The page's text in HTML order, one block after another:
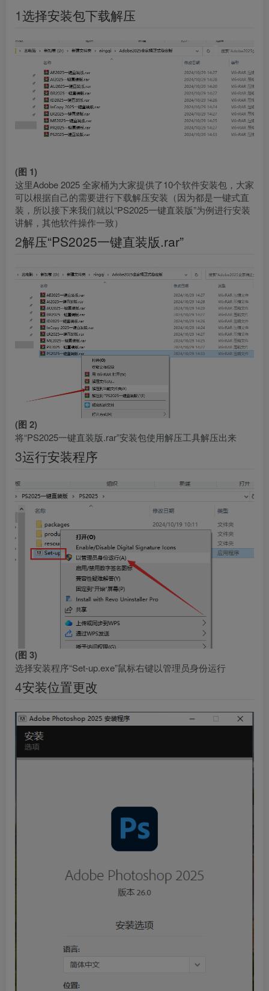
1选择安装包下载解压
(图 1)
这里Adobe 2025 全家桶为大家提供了10个软件安装包，大家
可以根据自己的需要进行下载解压安装（因为都是一键式直
装，所以接下来我们就以“PS2025一键直装版”为例进行安装
讲解，其他软件操作一致）
2解压“PS2025一键直装版.rar”
(图 2)
将“PS2025一键直装版.rar”安装包使用解压工具解压出来
3运行安装程序
(图 3)
选择安装程序“Set-up.exe”鼠标右键以管理员身份运行
4安装位置更改